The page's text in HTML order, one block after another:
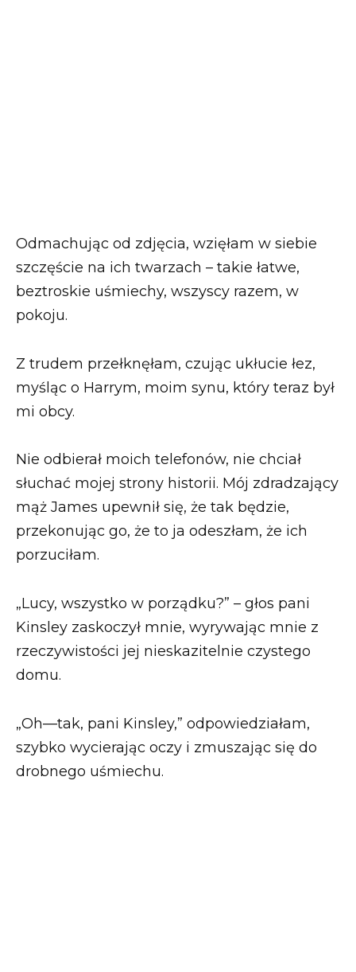
Odmachując od zdjęcia, wzięłam w siebie
szczęście na ich twarzach – takie łatwe,
beztroskie uśmiechy, wszyscy razem, w
pokoju.
Z trudem przełknęłam, czując ukłucie łez,
myśląc o Harrym, moim synu, który teraz był
mi obcy.
Nie odbierał moich telefonów, nie chciał
słuchać mojej strony historii. Mój zdradzający
mąż James upewnił się, że tak będzie,
przekonując go, że to ja odeszłam, że ich
porzuciłam.
„Lucy, wszystko w porządku?” – głos pani
Kinsley zaskoczył mnie, wyrywając mnie z
rzeczywistości jej nieskazitelnie czystego
domu.
„Oh—tak, pani Kinsley,” odpowiedziałam,
szybko wycierając oczy i zmuszając się do
drobnego uśmiechu.